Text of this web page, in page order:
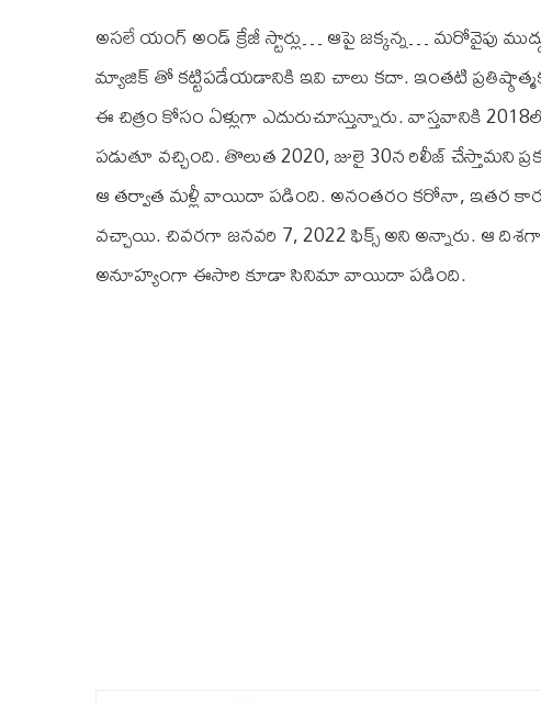
అసలే యంగ్ అండ్ క్రేజీ స్టార్లు… ఆపై జక్కన్న… మరోవైపు
మ్యాజిక్ తో కట్టిపడేయడానికి ఇవి చాలు కదా. ఇంతటి
ఈ చిత్రం కోసం ఏళ్లుగా ఎదురుచూస్తున్నారు. వాస్తవానికి
పడుతూ వచ్చింది. తొలుత 2020, జులై 30న రిలీజ్ చేస్తామని
ఆ తర్వాత మళ్లీ వాయిదా పడింది. అనంతరం కరోనా, ఇతర
వచ్చాయి. చివరగా జనవరి 7, 2022 ఫిక్స్ అని అన్నారు. ఆ
అనూహ్యంగా ఈసారి కూడా సినిమా వాయిదా పడింది.